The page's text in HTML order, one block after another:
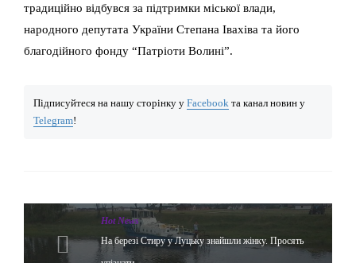
традиційно відбувся за підтримки міської влади,
народного депутата України Степана Івахіва та його
благодійного фонду “Патріоти Волині”.
Підписуйтеся на нашу сторінку у Facebook та канал новин у
Telegram!
Hot News
На березі Стиру у Луцьку знайшли жінку. Просять